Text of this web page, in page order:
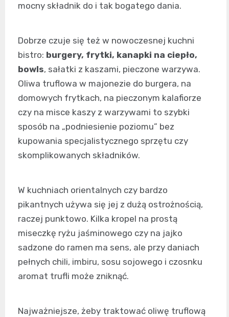
mocny składnik do i tak bogatego dania.
Dobrze czuje się też w nowoczesnej kuchni
bistro: burgery, frytki, kanapki na ciepło,
bowls, sałatki z kaszami, pieczone warzywa.
Oliwa truflowa w majonezie do burgera, na
domowych frytkach, na pieczonym kalafiorze
czy na misce kaszy z warzywami to szybki
sposób na „podniesienie poziomu” bez
kupowania specjalistycznego sprzętu czy
skomplikowanych składników.
W kuchniach orientalnych czy bardzo
pikantnych używa się jej z dużą ostrożnością,
raczej punktowo. Kilka kropel na prostą
miseczkę ryżu jaśminowego czy na jajko
sadzone do ramen ma sens, ale przy daniach
pełnych chili, imbiru, sosu sojowego i czosnku
aromat trufli może zniknąć.
Najważniejsze, żeby traktować oliwę truflową